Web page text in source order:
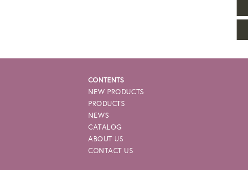
CONTENTS
NEW PRODUCTS
PRODUCTS
NEWS
CATALOG
ABOUT US
CONTACT US